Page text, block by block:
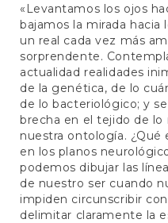
«Levantamos los ojos
bajamos la mirada hacia
un real cada vez más
sorprendente.
actualidad realidades
de la genética, de lo
de lo bacteriológico; y
brecha en el tejido de lo
nuestra ontología. ¿Qué
en los planos
podemos dibujar las
de nuestro ser cuando
impiden circunscribir
delimitar claramente la